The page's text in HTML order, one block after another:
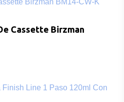
Cassette Birzman